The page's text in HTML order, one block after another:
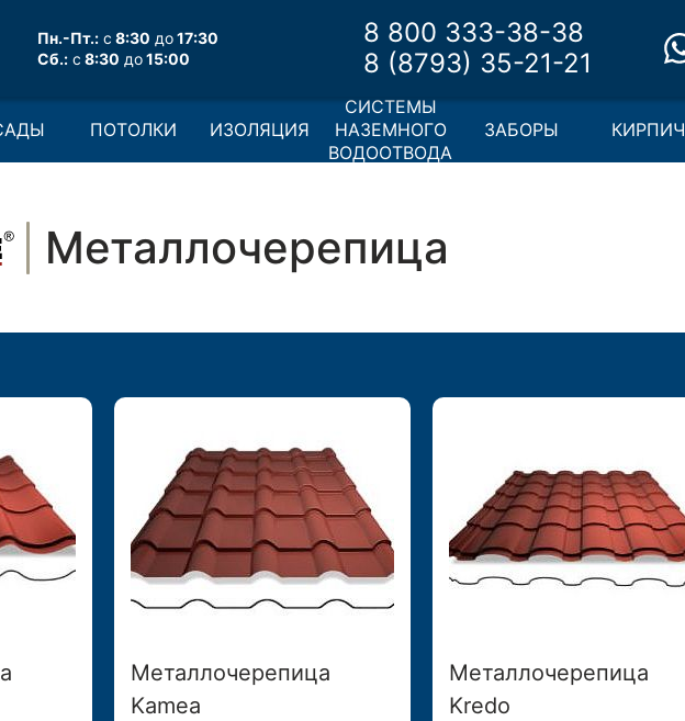
Пн.-Пт.: с 8:30 до17:30
Сб.: с 8:30 до15:00
8 800 333-38-38
8 (8793) 35-21-21
ИЗОЛЯЦИЯ ЗАБОРЫ КИРПИЧ
ПОТОЛКИ
СИСТЕМЫ
НАЗЕМНОГО
ВОДООТВОДА
Металлочерепица
Металлочерепица
Kamea
Металлочерепица
Kredo